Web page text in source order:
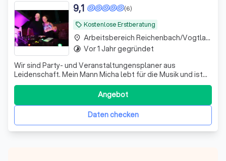
local_offer Kostenlose Erstberatung
(6)
9,1
Wir sind Party- und Veranstaltungensplaner aus
Leidenschaft. Mein Mann Micha lebt für die Musik und ist
immer sehr daran interessiert, jede Feier so einmalig und
einzigartig zu machen, wie es nur geht. Ich,Nadine, plane,
organisiere und führe auf Wunsch Ihre Feierlichkeit durch.
Wir können unterstüt
Daten checken
Angebot
place Arbeitsbereich Reichenbach/Vogtland
timelapse Vor 1 Jahr gegründet